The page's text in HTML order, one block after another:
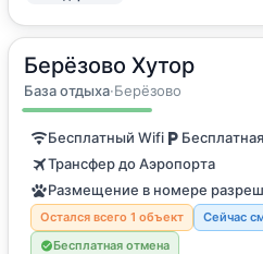
Берёзово Хутор
База отдыха·Берёзово
20м2·4 гостя
Дом для отпуска
Бесплатный Wifi
Трансфер до Аэропорта
Размещение в номере
Остался всего 1 объект
Сейчас
Бесплатная отмена